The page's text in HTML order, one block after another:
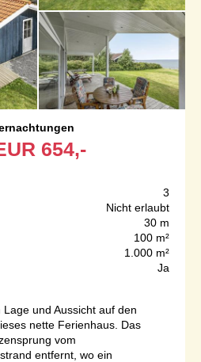
654,-
3
Nicht erlaubt
30 m
100 m²
1.000 m²
Ja
und Aussicht auf den
nette Ferienhaus. Das
vom
entfernt, wo ein